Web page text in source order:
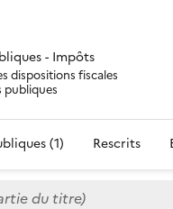
- Impôts
dispositions fiscales
publiques
(1) Rescrits
du titre)